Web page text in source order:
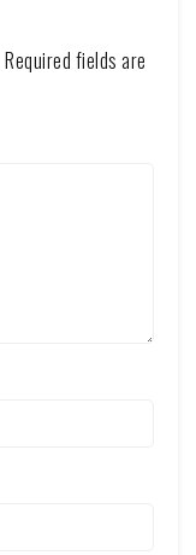
Required fields are